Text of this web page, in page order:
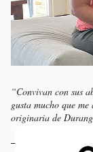
“Convivan con sus
gusta mucho que
originaria de